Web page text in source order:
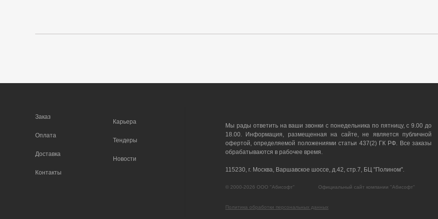
Заказ
Оплата
Доставка
Контакты
Карьера
Тендеры
Новости
Мы рады ответить на ваши звонки с понедельника по пятницу, с 9.00 до
18.00. Информация, размещенная на сайте, не является публичной
офертой, определяемой положениями статьи 437(2) ГК РФ. Все заказы
обрабатываются в рабочее время.
115230, г. Москва, Варшавское шоссе, д.42, стр.7, БЦ "Полином".
© 2000-2026 ООО "Абисофт" Официальный сайт компании "Абисофт"
Политика обработки персональных данных